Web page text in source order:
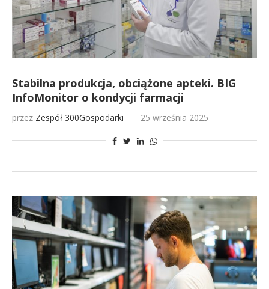
Stabilna produkcja, obciążone apteki. BIG
InfoMonitor o kondycji farmacji
przez Zespół 300Gospodarki 25 września 2025